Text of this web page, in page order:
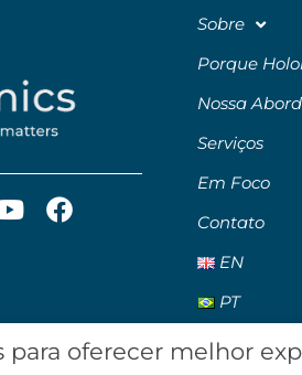
Sobre
Porque
Nossa
Serviços
Em Foco
Contato
EN
PT
para oferecer melhor